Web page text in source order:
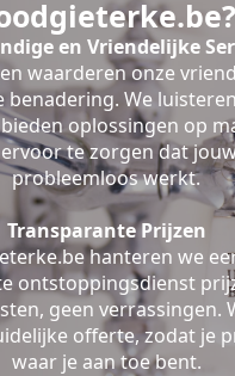
en Vriendelijke
waarderen onze
benadering. We
oplossingen op
te zorgen dat
probleemloos werkt.
Transparante Prijzen
hanteren we
ontstoppingsdienst
geen verrassingen.
offerte, zodat je
waar je aan toe bent.